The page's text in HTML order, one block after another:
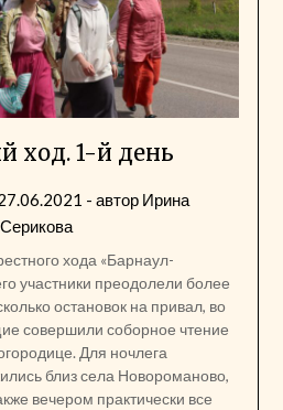
ход. 1-й день
- автор Ирина
Серикова
хода «Барнаул-
участники преодолели более
остановок на привал, во
совершили соборное чтение
Для ночлега
близ села Новороманово,
вечером практически все